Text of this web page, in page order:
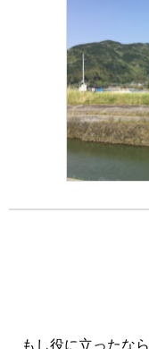
もし役に立ったな